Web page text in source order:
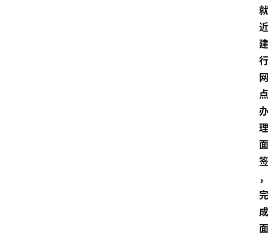
就
近
建
行
网
点
办
理
面
签
，
完
成
面